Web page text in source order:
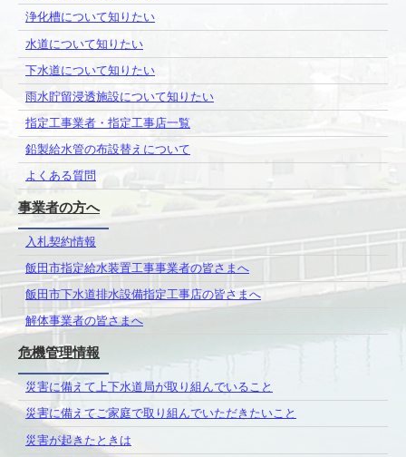
浄化槽について知りたい
水道について知りたい
下水道について知りたい
雨水貯留浸透施設について知りたい
指定工事業者・指定工事店一覧
鉛製給水管の布設替えについて
よくある質問
事業者の方へ
入札契約情報
飯田市指定給水装置工事事業者の皆さまへ
飯田市下水道排水設備指定工事店の皆さまへ
解体事業者の皆さまへ
危機管理情報
災害に備えて上下水道局が取り組んでいること
災害に備えてご家庭で取り組んでいただきたいこと
災害が起きたときは